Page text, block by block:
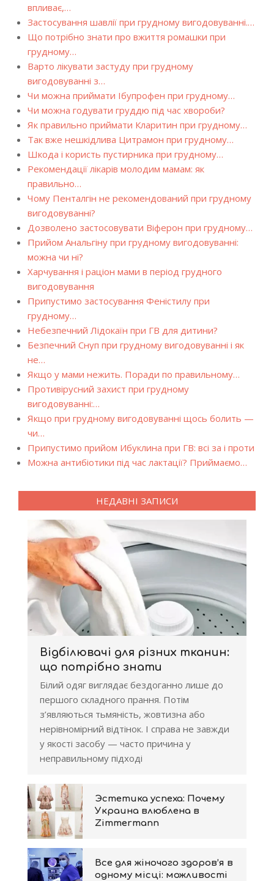
впливає,…
Застосування шавлії при грудному вигодовуванні.…
Що потрібно знати про вжиття ромашки при
грудному…
Варто лікувати застуду при грудному
вигодовуванні з…
Чи можна приймати Ібупрофен при грудному…
Чи можна годувати груддю під час хвороби?
Як правильно приймати Кларитин при грудному…
Так вже нешкідлива Цитрамон при грудному…
Шкода і користь пустирника при грудному…
Рекомендації лікарів молодим мамам: як
правильно…
Чому Пенталгін не рекомендований при грудному
вигодовуванні?
Дозволено застосовувати Віферон при грудному…
Прийом Анальгіну при грудному вигодовуванні:
можна чи ні?
Харчування і раціон мами в період грудного
вигодовування
Припустимо застосування Феністилу при
грудному…
Небезпечний Лідокаїн при ГВ для дитини?
Безпечний Снуп при грудному вигодовуванні і як
не…
Якщо у мами нежить. Поради по правильному…
Противірусний захист при грудному
вигодовуванні:…
Якщо при грудному вигодовуванні щось болить —
чи…
Припустимо прийом Ибуклина при ГВ: всі за і проти
Можна антибіотики під час лактації? Приймаємо…
НЕДАВНІ ЗАПИСИ
Відбілювачі для різних тканин:
що потрібно знати
Білий одяг виглядає бездоганно лише до
першого складного прання. Потім
з’являються тьмяність, жовтизна або
нерівномірний відтінок. І справа не завжди
у якості засобу — часто причина у
неправильному підході
Эстетика успеха: Почему
Украина влюблена в
Zimmermann
Все для жіночого здоров’я в
одному місці: можливості